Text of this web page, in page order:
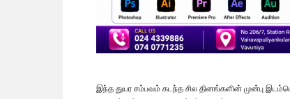
இந்த துயர சம்பவம் கடந்த சில தினங்களின் முன்பு